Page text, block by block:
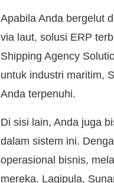
Apabila Anda bergelut
via laut, solusi ERP
Shipping Agency
untuk industri maritim,
Anda terpenuhi.
Di sisi lain, Anda juga
dalam sistem ini.
operasional bisnis,
mereka. Lagipula,